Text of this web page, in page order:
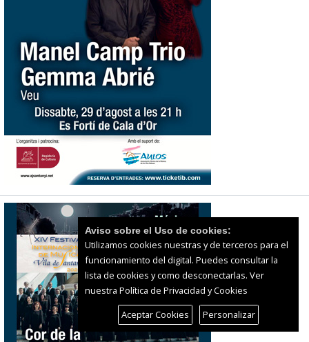
Aviso sobre el Uso de cookies:
Utilizamos cookies nuestras y de terceros para el
funcionamiento del digital. Puedes consultar la
lista de cookies y como desconectarlas. Ver
nuestra Política de Privacidad y Cookies
Aceptar Cookies
Personalizar